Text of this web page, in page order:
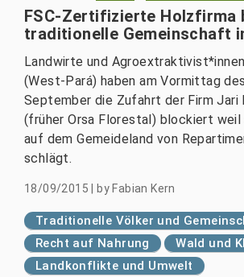
FSC-Zertifizierte Holzfirma
traditionelle Gemeinschaft
Landwirte und
(West-Pará) haben am Vormittag
September die Zufahrt der Firm Jari
(früher Orsa Florestal) blockiert weil
auf dem Gemeideland von
schlägt.
18/09/2015 by Fabian Kern
Traditionelle Völker und
Recht auf Nahrung
Wald und
Landkonflikte und Umwelt